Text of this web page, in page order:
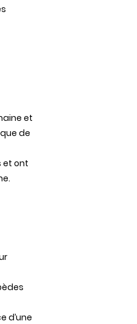
et
de
et ont
d’une